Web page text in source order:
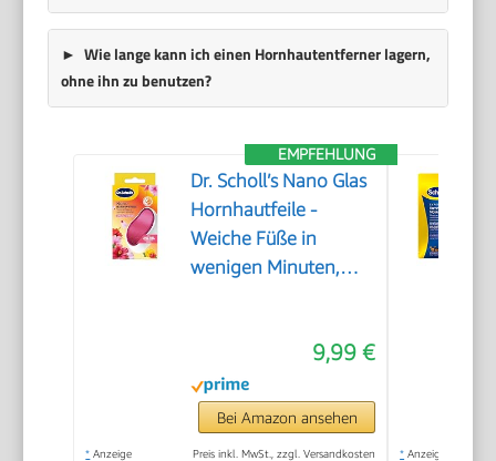
Wie lange kann ich einen Hornhautentferner lagern,
ohne ihn zu benutzen?
EMPFEHLUNG
Dr. Scholl’s Nano Glas
Hornhautfeile -
Weiche Füße in
wenigen Minuten,
Pediküre, Geeignet für
Nasse oder Trockene
Füße, Hornhaut
Entfernen Fuß,
9,99 €
Bei Amazon ansehen
* Anzeige Preis inkl. MwSt., zzgl. Versandkosten * Anzeige